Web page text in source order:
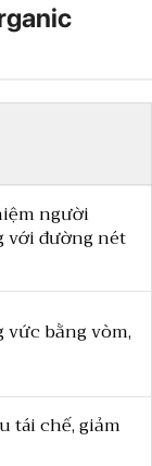
người
với đường nét
bằng vòm,
tái chế, giảm